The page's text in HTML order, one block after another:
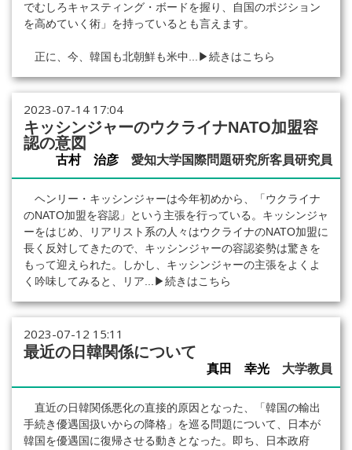
でむしろキャスティング・ボードを握り、自国のポジション
を高めていく術」を持っているとも言えます。
正に、今、韓国も北朝鮮も米中... ▶続きはこちら
2023-07-14 17:04
キッシンジャーのウクライナNATO加盟容
認の意図
古村 治彦 愛知大学国際問題研究所客員研究員
ヘンリー・キッシンジャーは今年初めから、「ウクライナ
のNATO加盟を容認」という主張を行っている。キッシンジャ
ーをはじめ、リアリスト系の人々はウクライナのNATO加盟に
長く反対してきたので、キッシンジャーの容認姿勢は驚きを
もって迎えられた。しかし、キッシンジャーの主張をよくよ
く吟味してみると、リア...
▶続きはこちら
2023-07-12 15:11
最近の日韓関係について
真田 幸光 大学教員
直近の日韓関係悪化の直接的原因となった、「韓国の輸出
手続き優遇国扱いからの降格」を巡る問題について、日本が
韓国を優遇国に復帰させる動きとなった。即ち、日本政府